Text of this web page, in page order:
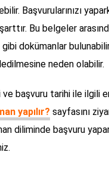
Başvurularınızı
Bu belgeler
dokümanlar
neden olabilir.
ve başvuru tarihi ile ilgili
yapılır? sayfasını
diliminde başvuru